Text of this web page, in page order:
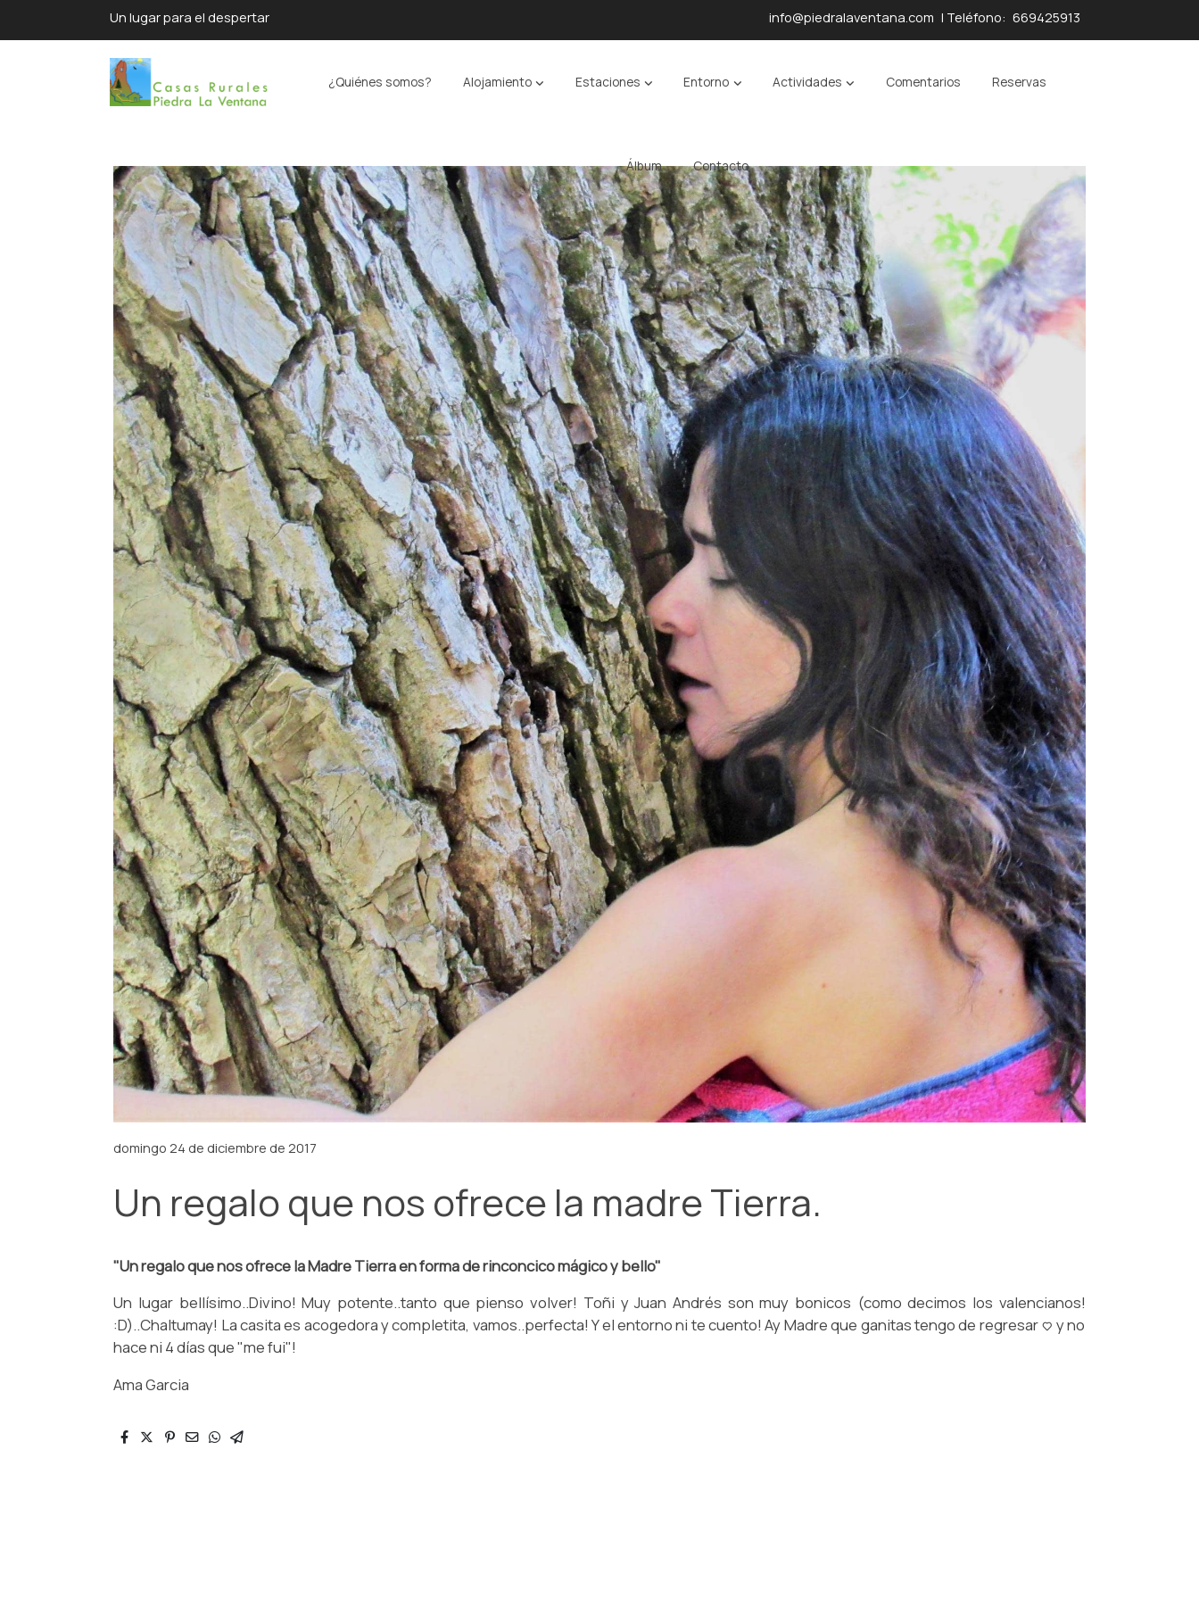
Un lugar para el despertar info@piedralaventana.com | Teléfono: 669425913
¿Quiénes somos? Alojamiento Estaciones Entorno Actividades Comentarios Reservas
Álbum Contacto
domingo 24 de diciembre de 2017
Un regalo que nos ofrece la madre Tierra.
"Un regalo que nos ofrece la Madre Tierra en forma de rinconcico mágico y bello"
Un lugar bellísimo..Divino! Muy potente..tanto que pienso volver! Toñi y Juan Andrés son muy bonicos (como decimos los valencianos!
:D)..Chaltumay! La casita es acogedora y completita, vamos..perfecta! Y el entorno ni te cuento! Ay Madre que ganitas tengo de regresar <3 y no
hace ni 4 días que "me fui"!
Ama Garcia